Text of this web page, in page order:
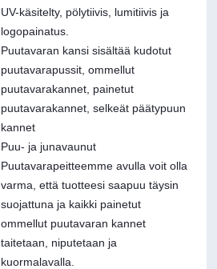
UV-käsitelty, pölytiivis, lumitiivis ja
logopainatus.
Puutavaran kansi sisältää kudotut
puutavarapussit, ommellut
puutavarakannet, painetut
puutavarakannet, selkeät päätypuun
kannet
Puu- ja junavaunut
Puutavarapeitteemme avulla voit olla
varma, että tuotteesi saapuu täysin
suojattuna ja kaikki painetut
ommellut puutavaran kannet
taitetaan, niputetaan ja
kuormalavalla.